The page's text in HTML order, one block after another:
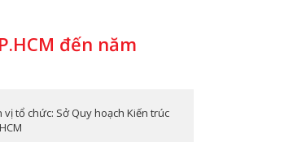
đến năm
vị tổ chức: Sở Quy hoạch Kiến trúc